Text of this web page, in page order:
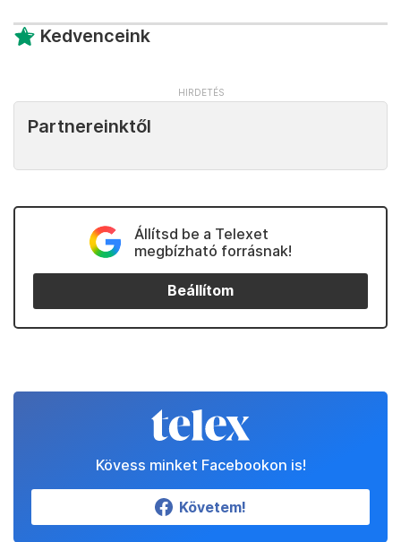
Kedvenceink
Partnereinktől
Állítsd be a Telexet
megbízható forrásnak!
Beállítom
Kövess minket Facebookon is!
Követem!